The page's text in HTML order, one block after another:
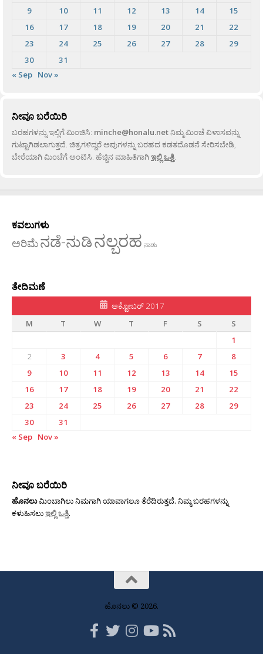
9
10 11 12 13 14
15
16
17 18 19 20 21
22
23
24 25 26 27 28
29
30
31
« Sep Nov »
ನೀವೂ ಬರೆಯಿರಿ
ಬರಹಗಳನ್ನು ಇಲ್ಲಿಗೆ ಮಿಂಚಿಸಿ: minche@honalu.netನಿಮ್ಮ ಮಿಂಚೆ ವಿಳಾಸವನ್ನು
ಗುಟ್ಟಾಗಿಡಲಾಗುತ್ತದೆ. ಚಿತ್ರಗಳಿದ್ದರೆ ಅವುಗಳನ್ನು ಬರಹದ ಕಡತದೊಡನೆ ಸೇರಿಸಬೇಡಿ,
ಬೇರೆಯಾಗಿ ಮಿಂಚೆಗೆ ಅಂಟಿಸಿ. ಹೆಚ್ಚಿನ ಮಾಹಿತಿಗಾಗಿಇಲ್ಲಿ ಒತ್ತಿ
ಕವಲುಗಳು
ಅರಿಮೆನಡೆ-ನುಡಿನಲ್ಬರಹ ನಾಡು
ತೇದಿಮಣೆ
ಅಕ್ಟೋಬರ್ 2017
M
T W T F S
S
1
2
3 4 5 6 7
8
9
10 11 12 13 14
15
16
17 18 19 20 21
22
23
24 25 26 27 28
29
30
31
« Sep Nov »
ನೀವೂ ಬರೆಯಿರಿ
ಹೊನಲುಮಿಂಬಾಗಿಲು ನಿಮಗಾಗಿ ಯಾವಾಗಲೂ ತೆರೆದಿರುತ್ತದೆ. ನಿಮ್ಮ ಬರಹಗಳನ್ನು
ಕಳುಹಿಸಲುಇಲ್ಲಿ ಒತ್ತಿ.
ಹೊನಲು © 2026.